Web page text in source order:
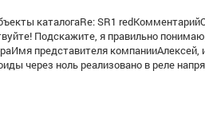
каталогаRe: SR1
Подскажите, я правильно
представителя
через ноль реализовано в реле